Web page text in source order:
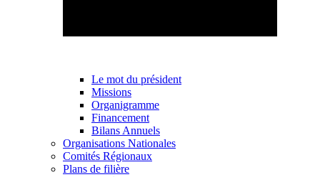
Le mot du président
Missions
Organigramme
Financement
Bilans Annuels
Organisations Nationales
Comités Régionaux
Plans de filière